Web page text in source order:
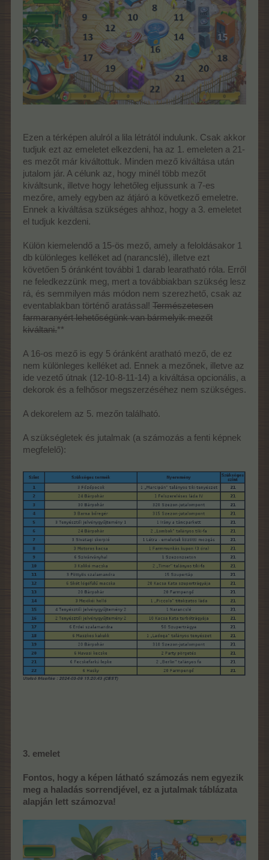
Ezen a térképen alulról a lila létrától indulunk. Csak akkor
tudjuk ezt az emeletet elkezdeni, ha az 1. emeleten a 21-
es mezőt már kiváltottuk. Minden mező kiváltása után
jutalom jár. A célunk az, hogy minél több mezőt
kiváltsunk, illetve hogy lehetőleg eljussunk a 7-es
mezőre, amely egyben az átjáró a következő emeletre.
Ennek a kiváltása szükséges ahhoz, hogy a 3. emeletet
el tudjuk kezdeni.
Külön kiemelendő a 15-ös mező, amely a feloldásakor 1
db különleges kelléket ad (narancslé), illetve ezt
követően 5 óránként további 1 darab learatható róla. Erről
ne feledkezzünk meg, mert a továbbiakban szükség lesz
rá, és semmilyen más módon nem szerezhető, csak az
eventablakban történő aratással! Természetesen
farmaranyért lehetőségünk van bármelyik mezőt
kiváltani.**
A 16-os mező is egy 5 óránként aratható mező, de ez
nem különleges kelléket ad. Ennek a mezőnek, illetve az
ide vezető útnak (12-10-8-11-14) a kiváltása opcionális, a
dekorok és a felhősor megszerzéséhez nem szükséges.
A dekorelem az 5. mezőn található.
A szükségletek és jutalmak (a számozás a fenti képnek
megfelelő):
3. emelet
Fontos, hogy a képen látható számozás nem egyezik
meg a haladás sorrendjével, ez a jutalmak táblázata
alapján lett számozva!